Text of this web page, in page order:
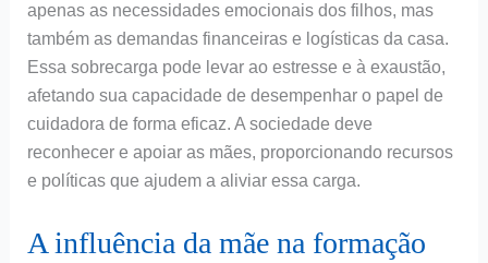
apenas as necessidades emocionais dos filhos, mas
também as demandas financeiras e logísticas da casa.
Essa sobrecarga pode levar ao estresse e à exaustão,
afetando sua capacidade de desempenhar o papel de
cuidadora de forma eficaz. A sociedade deve
reconhecer e apoiar as mães, proporcionando recursos
e políticas que ajudem a aliviar essa carga.
A influência da mãe na formação